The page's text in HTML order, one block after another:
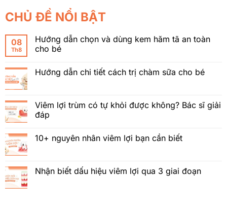
CHỦ ĐỀ NỔI BẬT
08
Th8
Hướng dẫn chọn và dùng kem hăm tã an toàn
cho bé
Hướng dẫn chi tiết cách trị chàm sữa cho bé
Viêm lợi trùm có tự khỏi được không? Bác sĩ giải
đáp
10+ nguyên nhân viêm lợi bạn cần biết
Nhận biết dấu hiệu viêm lợi qua 3 giai đoạn